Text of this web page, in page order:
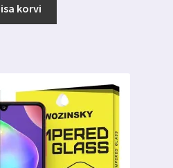
oli:
7.99 €. 3.99 €.
korvi